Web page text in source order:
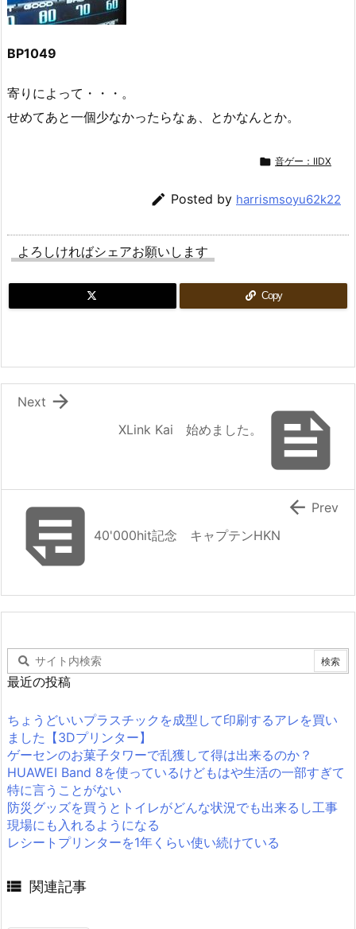
BP1049
寄りによって・・・。
せめてあと一個少なかったらなぁ、とかなんとか。
 音ゲー：IIDX
 Posted by harrismsoyu62k22
よろしければシェアお願いします
Copy

XLink Kai 始めました。

Next
40'000hit記念 キャプテンHKN
 Prev
最近の投稿
ちょうどいいプラスチックを成型して印刷するアレを買い
ました【3Dプリンター】
ゲーセンのお菓子タワーで乱獲して得は出来るのか？
HUAWEI Band 8を使っているけどもはや生活の一部すぎて
特に言うことがない
防災グッズを買うとトイレがどんな状況でも出来るし工事
現場にも入れるようになる
レシートプリンターを1年くらい使い続けている
 関連記事